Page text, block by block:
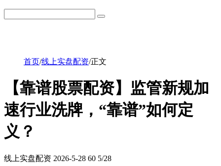
首页/线上实盘配资/正文
【靠谱股票配资】监管新规加
速行业洗牌，“靠谱”如何定
义？
线上实盘配资 2026-5-28 60 5/28